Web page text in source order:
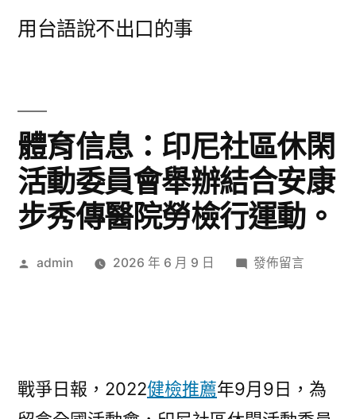
用台語說不出口的事
體育信息：印尼社區休閑
活動委員會舉辦結合安康
步秀傳醫院勞檢行運動。
作
admin 2026 年 6 月 9 日
在
尼
發佈留言
戰爭日報，2022健檢推薦年9月9日，為